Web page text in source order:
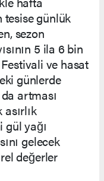
tesise günlük
sezon
5 ila 6 bin
ve hasat
günlerde
artması
yağı
gelecek
değerler